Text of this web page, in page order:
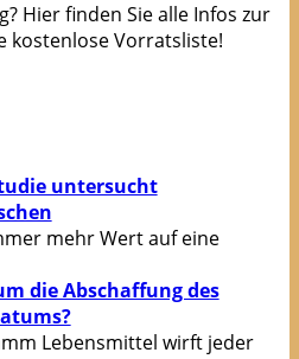
Hier finden Sie alle Infos zur
kostenlose Vorratsliste!
untersucht
mehr Wert auf eine
die Abschaffung des
Lebensmittel wirft jeder